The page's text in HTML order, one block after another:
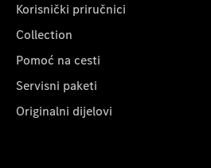
Korisnički priručnici
Collection
Pomoć na cesti
Servisni paketi
Originalni dijelovi